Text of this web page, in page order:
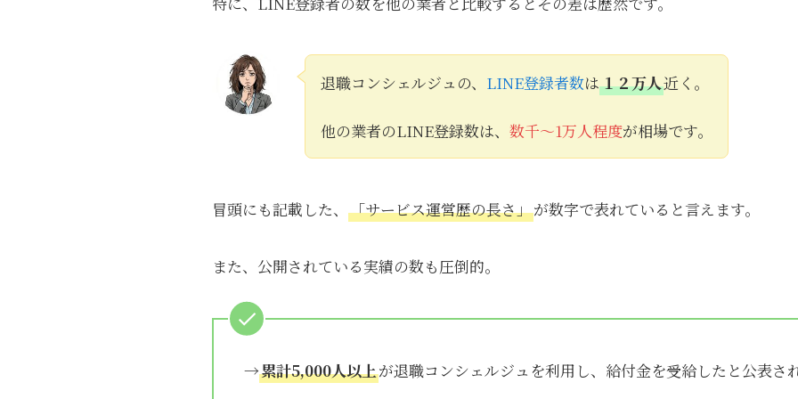
退職コンシェルジュの、 LINE登録者数は１２万人近く。
他の業者のLINE登録数は、 数千〜1万人程度が相場です。
冒頭にも記載した、 「サービス運営歴の長さ」が数字で表れていると言えます。
また、公開されている実績の数も圧倒的。
→累計5,000人以上が退職コンシェルジュを利用し、給付金を受給したと公表さ